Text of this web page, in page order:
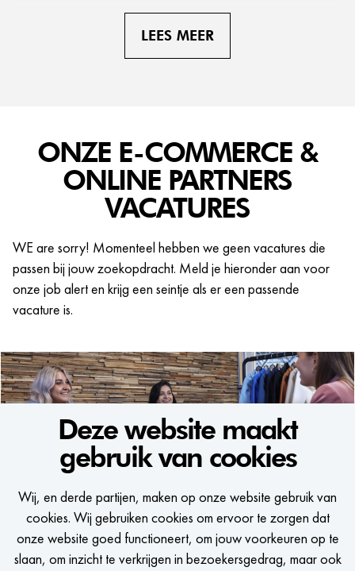
Deze website maakt
gebruik van cookies
Wij, en derde partijen, maken op onze website gebruik van
cookies. Wij gebruiken cookies om ervoor te zorgen dat
onze website goed functioneert, om jouw voorkeuren op te
slaan, om inzicht te verkrijgen in bezoekersgedrag, maar ook
LEES MEER
ONZE E-COMMERCE &
ONLINE PARTNERS
VACATURES
WE are sorry! Momenteel hebben we geen vacatures die
passen bij jouw zoekopdracht. Meld je hieronder aan voor
onze job alert en krijg een seintje als er een passende
vacature is.
WE WOULD LIKE TO KEEP
IN TOUCH
Een seintje krijgen zodra er een passende vacature is?